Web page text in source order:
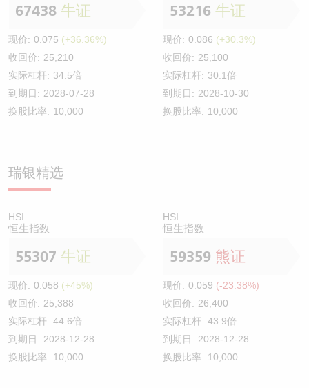
67438 牛证
现价: 0.075 (+36.36%)
收回价: 25,210
实际杠杆: 34.5倍
到期日: 2028-07-28
换股比率: 10,000
53216 牛证
现价: 0.086 (+30.3%)
收回价: 25,100
实际杠杆: 30.1倍
到期日: 2028-10-30
换股比率: 10,000
瑞银精选
HSI
恒生指数
55307 牛证
现价: 0.058 (+45%)
收回价: 25,388
实际杠杆: 44.6倍
到期日: 2028-12-28
换股比率: 10,000
HSI
恒生指数
59359 熊证
现价: 0.059 (-23.38%)
收回价: 26,400
实际杠杆: 43.9倍
到期日: 2028-12-28
换股比率: 10,000